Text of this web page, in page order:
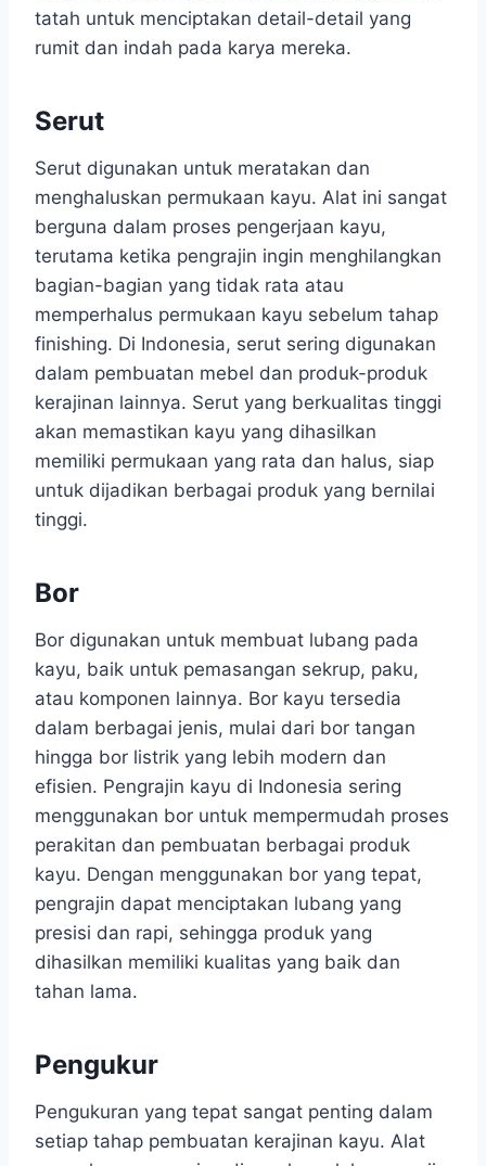
tatah untuk menciptakan detail-detail yang
rumit dan indah pada karya mereka.
Serut
Serut digunakan untuk meratakan dan
menghaluskan permukaan kayu. Alat ini sangat
berguna dalam proses pengerjaan kayu,
terutama ketika pengrajin ingin menghilangkan
bagian-bagian yang tidak rata atau
memperhalus permukaan kayu sebelum tahap
finishing. Di Indonesia, serut sering digunakan
dalam pembuatan mebel dan produk-produk
kerajinan lainnya. Serut yang berkualitas tinggi
akan memastikan kayu yang dihasilkan
memiliki permukaan yang rata dan halus, siap
untuk dijadikan berbagai produk yang bernilai
tinggi.
Bor
Bor digunakan untuk membuat lubang pada
kayu, baik untuk pemasangan sekrup, paku,
atau komponen lainnya. Bor kayu tersedia
dalam berbagai jenis, mulai dari bor tangan
hingga bor listrik yang lebih modern dan
efisien. Pengrajin kayu di Indonesia sering
menggunakan bor untuk mempermudah proses
perakitan dan pembuatan berbagai produk
kayu. Dengan menggunakan bor yang tepat,
pengrajin dapat menciptakan lubang yang
presisi dan rapi, sehingga produk yang
dihasilkan memiliki kualitas yang baik dan
tahan lama.
Pengukur
Pengukuran yang tepat sangat penting dalam
setiap tahap pembuatan kerajinan kayu. Alat